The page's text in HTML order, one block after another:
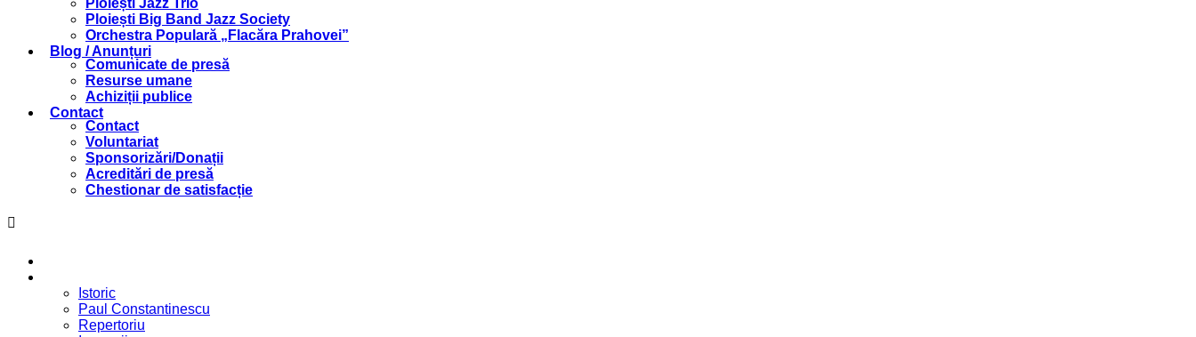
Ploiești Jazz Trio
Ploiești Big Band Jazz Society
Orchestra Populară „Flacăra Prahovei”
Blog / Anunțuri
Comunicate de presă
Resurse umane
Achiziții publice
Contact
Contact
Voluntariat
Sponsorizări/Donații
Acreditări de presă
Chestionar de satisfacție
Istoric
Paul Constantinescu
Repertoriu